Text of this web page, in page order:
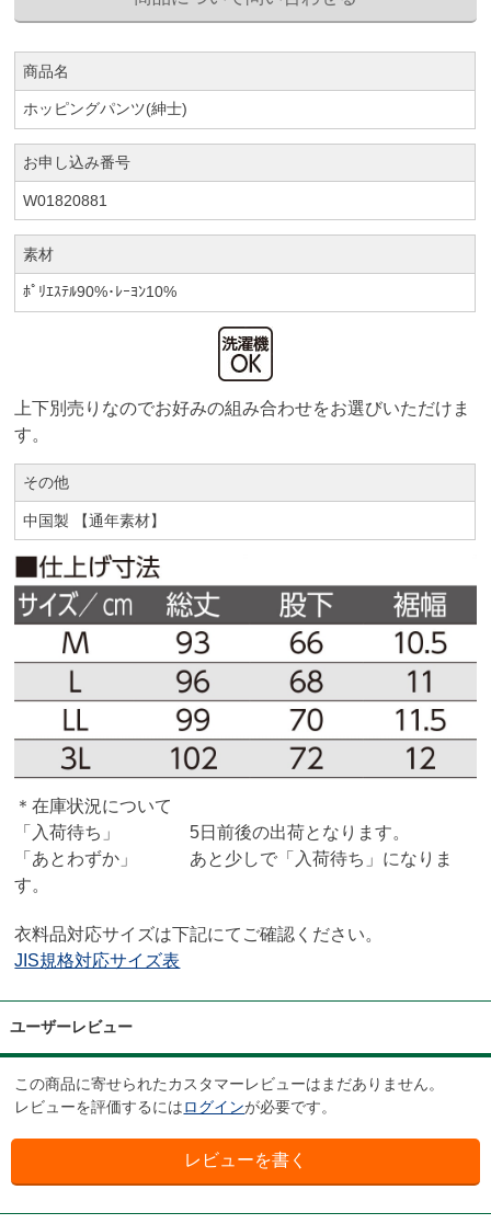
商品名
ホッピングパンツ(紳士)
お申し込み番号
W01820881
素材
ﾎﾟﾘｴｽﾃﾙ90%･ﾚｰﾖﾝ10%
上下別売りなのでお好みの組み合わせをお選びいただけま
す。
その他
中国製 【通年素材】
＊在庫状況について
「入荷待ち」 5日前後の出荷となります。
「あとわずか」 あと少しで「入荷待ち」になりま
す。
衣料品対応サイズは下記にてご確認ください。
JIS規格対応サイズ表
ユーザーレビュー
この商品に寄せられたカスタマーレビューはまだありません。
レビューを評価するにはログインが必要です。